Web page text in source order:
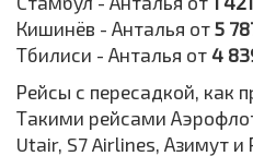
Кишинёв - Анталья от 5
Тбилиси - Анталья от 4
Рейсы с пересадкой, как
Такими рейсами
Utair, S7 Airlines, Азимут и